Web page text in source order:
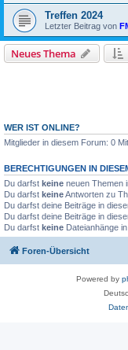
Treffen 2024
Letzter Beitrag von
Neues Thema
WER IST ONLINE?
Mitglieder in diesem Forum: 0
BERECHTIGUNGEN IN
Du darfst keine neuen Themen
Du darfst keineAntworten zu
Du darfst deine Beiträge in
Du darfst deine Beiträge in
Du darfst keine Dateianhänge
Foren-Übersicht
Powered by